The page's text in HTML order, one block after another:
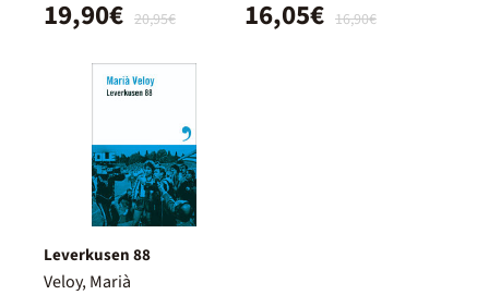
20,95€
19,90€ 16,90€
16,05€
Leverkusen 88
Veloy, Marià